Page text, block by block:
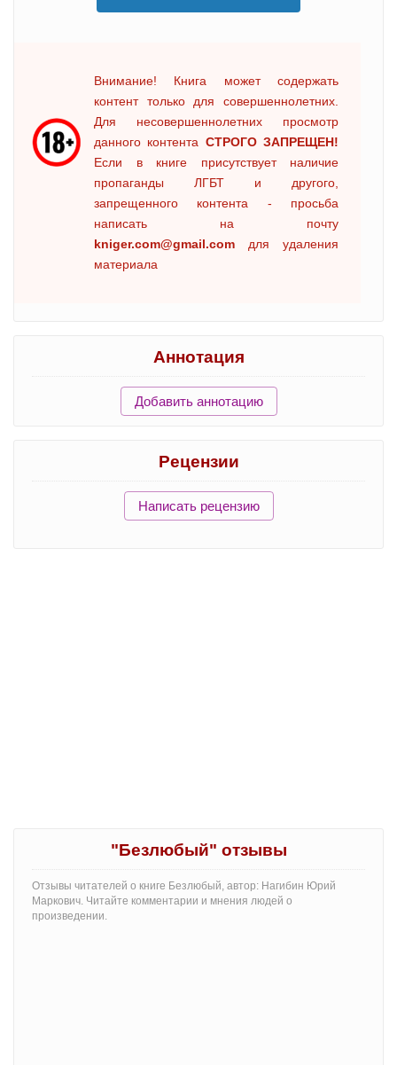
Внимание! Книга может содержать
контент только для совершеннолетних.
Для несовершеннолетних просмотр
данного контента СТРОГО ЗАПРЕЩЕН!
Если в книге присутствует наличие
пропаганды ЛГБТ и другого,
запрещенного контента - просьба
написать на почту
kniger.com@gmail.com для удаления
материала
Аннотация
Добавить аннотацию
Рецензии
Написать рецензию
"Безлюбый" отзывы
Отзывы читателей о книге Безлюбый, автор: Нагибин Юрий
Маркович. Читайте комментарии и мнения людей о
произведении.